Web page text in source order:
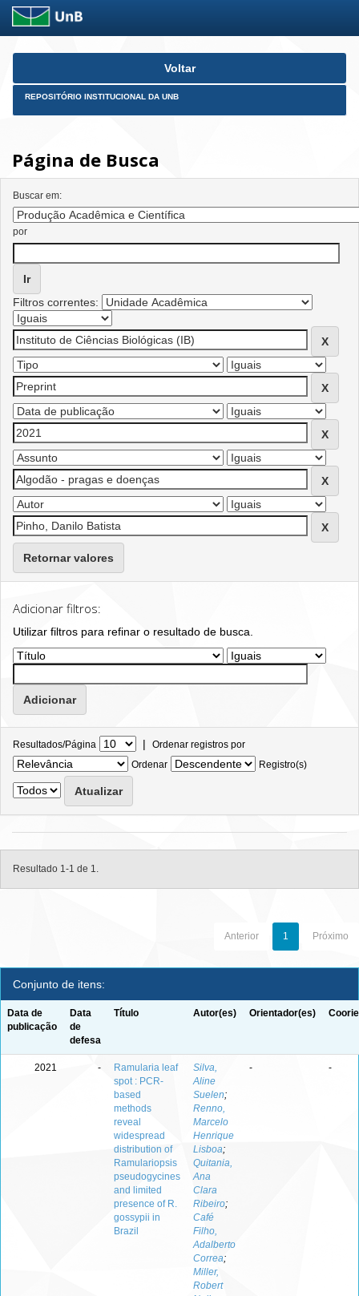
Skip
Voltar
REPOSITÓRIO INSTITUCIONAL DA UNB
Página de Busca
Buscar em:
por
Filtros correntes:
Retornar valores
Adicionar filtros:
Utilizar filtros para refinar o resultado de busca.
Resultados/Página | Ordenar registros por
Ordenar
Registro(s)
Resultado 1-1 de 1.
Anterior 1 Próximo
Conjunto de itens:
Data de
publicação
Data
de
defesa
Título Autor(es) Orientador(es)
2021 -
Ramularia leaf
spot : PCR-
based
methods
reveal
widespread
distribution of
Ramulariopsis
pseudogycines
and limited
presence of R.
gossypii in
Brazil
Silva,
Aline
Suelen;
Renno,
Marcelo
Henrique
Lisboa;
Quitania,
Ana
Clara
Ribeiro;
Café
Filho,
Adalberto
Correa;
Miller,
Robert
- -